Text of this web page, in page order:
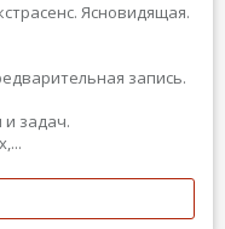
Ясновидящая.
запись.
задач.